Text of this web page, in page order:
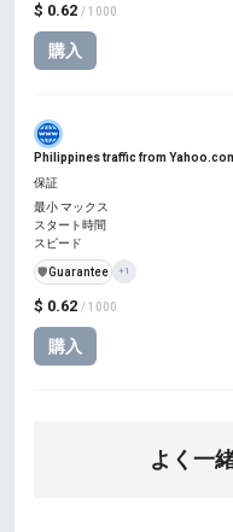
$ 0.62 / 1000
購入
Philippines traffic from
$ 0.62 / 1000
購入
保証
最小 マックス
スタート時間
スピード
️🛡️Guarantee +1
よく一